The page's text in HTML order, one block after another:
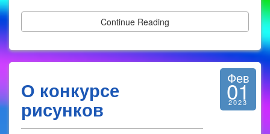
Continue Reading
О конкурсе
рисунков
Фев
01
2023